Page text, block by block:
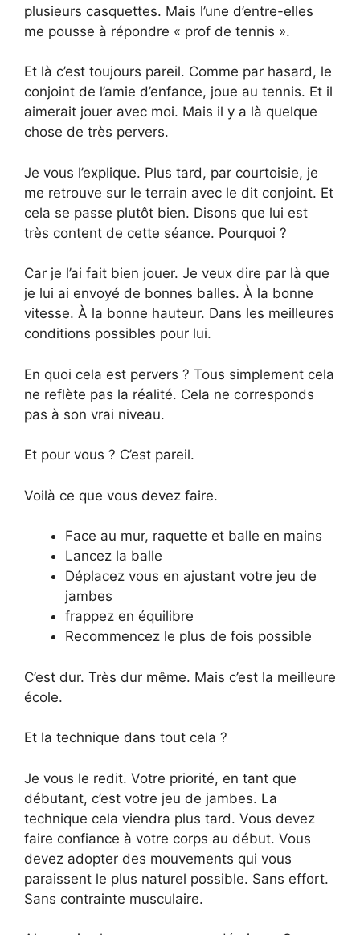
plusieurs casquettes. Mais l’une d’entre-elles
me pousse à répondre « prof de tennis ».
Et là c’est toujours pareil. Comme par hasard, le
conjoint de l’amie d’enfance, joue au tennis. Et il
aimerait jouer avec moi. Mais il y a là quelque
chose de très pervers.
Je vous l’explique. Plus tard, par courtoisie, je
me retrouve sur le terrain avec le dit conjoint. Et
cela se passe plutôt bien. Disons que lui est
très content de cette séance. Pourquoi ?
Car je l’ai fait bien jouer. Je veux dire par là que
je lui ai envoyé de bonnes balles. À la bonne
vitesse. À la bonne hauteur. Dans les meilleures
conditions possibles pour lui.
En quoi cela est pervers ? Tous simplement cela
ne reflète pas la réalité. Cela ne corresponds
pas à son vrai niveau.
Et pour vous ? C’est pareil.
Voilà ce que vous devez faire.
Face au mur, raquette et balle en mains
Lancez la balle
Déplacez vous en ajustant votre jeu de
jambes
frappez en équilibre
Recommencez le plus de fois possible
C’est dur. Très dur même. Mais c’est la meilleure
école.
Et la technique dans tout cela ?
Je vous le redit. Votre priorité, en tant que
débutant, c’est votre jeu de jambes. La
technique cela viendra plus tard. Vous devez
faire confiance à votre corps au début. Vous
devez adopter des mouvements qui vous
paraissent le plus naturel possible. Sans effort.
Sans contrainte musculaire.